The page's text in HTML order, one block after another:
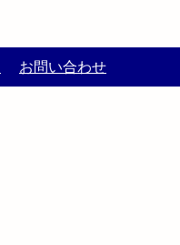
お問い合わせ